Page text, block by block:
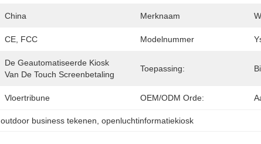
China Merknaam
CE, FCC Modelnummer
De Geautomatiseerde Kiosk
Van De Touch Screenbetaling
Toepassing:
Vloertribune OEM/ODM Orde:
outdoor business tekenen , openluchtinformatiekiosk